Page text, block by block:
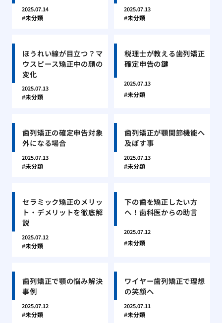
2025.07.14
未分類
2025.07.13
未分類
ほうれい線が目立つ？マ
ウスピース矯正中の顔の
変化
2025.07.13
未分類
税理士が教える歯列矯正
確定申告の鍵
2025.07.13
未分類
歯列矯正の確定申告対象
外になる場合
2025.07.13
未分類
歯列矯正が顎関節機能へ
及ぼす事
2025.07.13
未分類
セラミック矯正のメリッ
ト・デメリットを徹底解
説
2025.07.12
未分類
下の歯を矯正したい方
へ！歯科医からの助言
2025.07.12
未分類
歯列矯正で顎の悩み解決
事例
2025.07.12
未分類
ワイヤー歯列矯正で理想
の笑顔へ
2025.07.11
未分類